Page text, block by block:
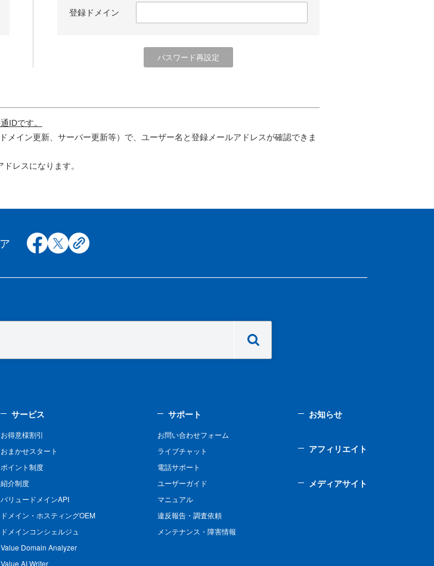
登録ドメイン
IDです。
イン更新、サーバー更新等）で、ユーザー名と登録メールアドレスが確認できま
レスになります。
facebook
x copy
サービス
お得意様割引
おまかせスタート
ポイント制度
紹介制度
バリュードメインAPI
ドメイン・ホスティングOEM
ドメインコンシェルジュ
Value Domain Analyzer
Value AI Writer
サポート
お問い合わせフォーム
ライブチャット
電話サポート
ユーザーガイド
マニュアル
違反報告・調査依頼
メンテナンス・障害情報
お知らせ
アフィリエイト
メディアサイト